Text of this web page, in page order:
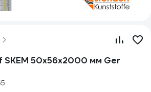
SKEM 50х56x2000 мм Ger